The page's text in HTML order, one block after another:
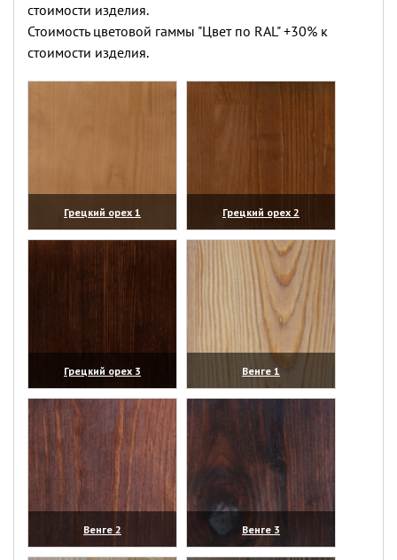
стоимости изделия.
Стоимость цветовой гаммы "Цвет по RAL" +30% к
стоимости изделия.
Грецкий орех 1
(увеличить)
Грецкий орех 2
(увеличить)
Грецкий орех 3
(увеличить)
Венге 1
(увеличить)
Венге 2
(увеличить)
Венге 3
(увеличить)